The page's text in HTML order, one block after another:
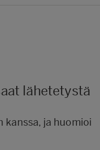
lähetetystä
ja huomioi